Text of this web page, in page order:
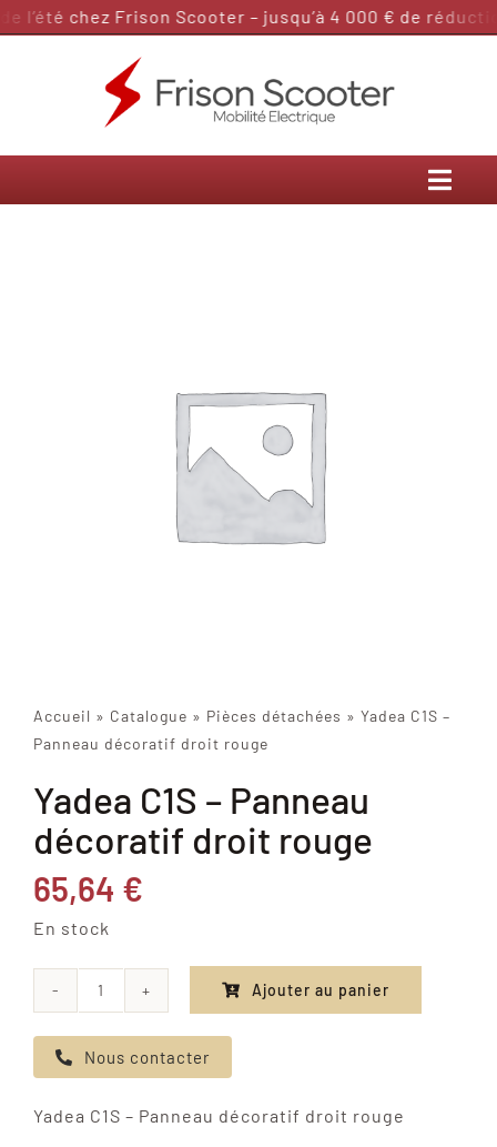
Passer
l’été chez Frison Scooter – jusqu’à 4 000 € de
Accueil » Catalogue » Pièces détachées » Yadea C1S –
Panneau décoratif droit rouge
Yadea C1S – Panneau
décoratif droit rouge
65,64 €
En stock
de
Yadea
-
Ajouter au panier
Nous contacter
Yadea C1S – Panneau décoratif droit rouge